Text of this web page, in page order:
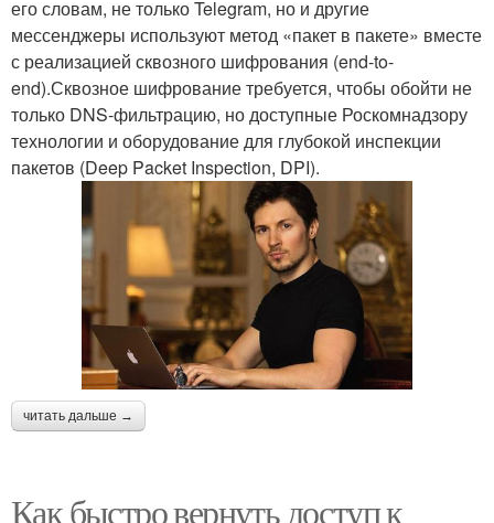
его словам, не только Telegram, но и другие
мессенджеры используют метод «пакет в пакете» вместе
с реализацией сквозного шифрования (end-to-
end).Сквозное шифрование требуется, чтобы обойти не
только DNS-фильтрацию, но доступные Роскомнадзору
технологии и оборудование для глубокой инспекции
пакетов (Deep Packet Inspection, DPI).
читать дальше →
Как быстро вернуть доступ к